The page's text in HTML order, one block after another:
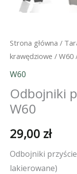
Strona główna /
krawędziowe / W60
W60
Odbojniki
W60
29,00 zł
Odbojniki
lakierowane)